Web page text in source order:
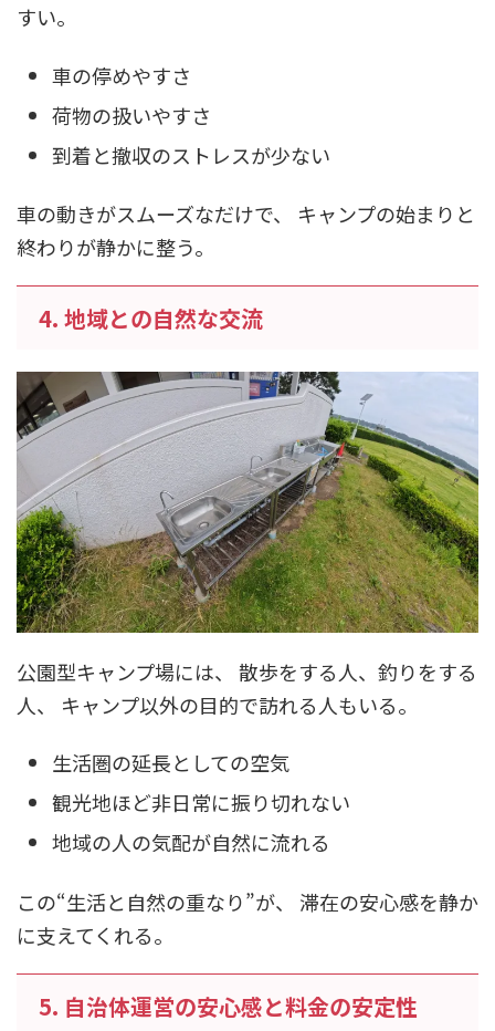
すい。
車の停めやすさ
荷物の扱いやすさ
到着と撤収のストレスが少ない
車の動きがスムーズなだけで、 キャンプの始まりと
終わりが静かに整う。
4. 地域との自然な交流
公園型キャンプ場には、 散歩をする人、釣りをする
人、 キャンプ以外の目的で訪れる人もいる。
生活圏の延長としての空気
観光地ほど非日常に振り切れない
地域の人の気配が自然に流れる
この“生活と自然の重なり”が、 滞在の安心感を静か
に支えてくれる。
5. 自治体運営の安心感と料金の安定性